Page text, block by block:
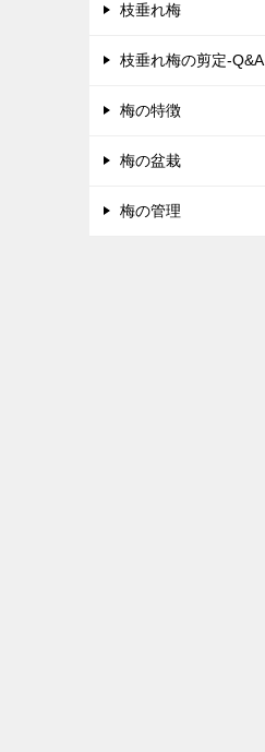
枝垂れ梅
枝垂れ梅の剪定-Q&A
梅の特徴
梅の盆栽
梅の管理